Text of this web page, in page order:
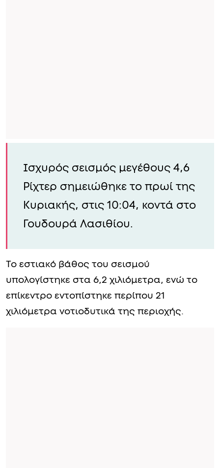
Ισχυρός σεισμός μεγέθους 4,6
Ρίχτερ σημειώθηκε το πρωί της
Κυριακής, στις 10:04, κοντά στο
Γουδουρά Λασιθίου.
Το εστιακό βάθος του σεισμού
υπολογίστηκε στα 6,2 χιλιόμετρα, ενώ το
επίκεντρο εντοπίστηκε περίπου 21
χιλιόμετρα νοτιοδυτικά της περιοχής.